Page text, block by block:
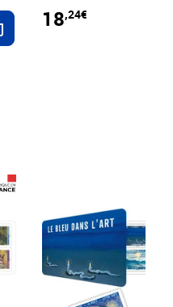
Ajouter au panier
18,24€